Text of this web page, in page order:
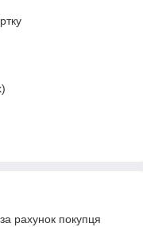
рахунок покупця